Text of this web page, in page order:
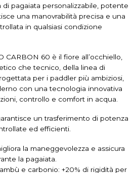
di pagaiata personalizzabile, potente
una manovrabilità precisa e una
in qualsiasi condizione
CARBON 60 è il fiore all’occhiello,
che tecnico, della linea di
per i paddler più ambiziosi,
con una tecnologia innovativa
controllo e comfort in acqua.
un trasferimento di potenza
ed efficienti.
la maneggevolezza e assicura
la pagaiata.
e carbonio: +20% di rigidità per